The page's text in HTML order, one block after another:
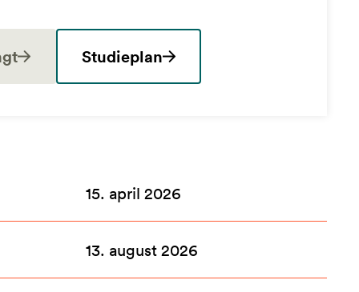
Studieplan
15. april 2026
13. august 2026